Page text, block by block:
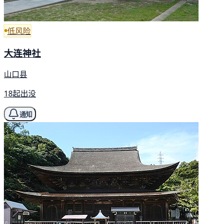
低风险
大连神社
山口县
18起出没
通知